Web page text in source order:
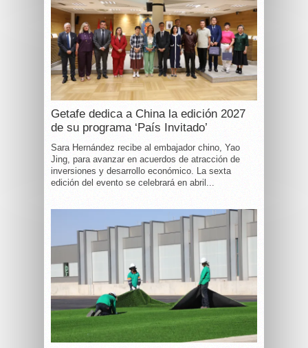
Getafe dedica a China la edición 2027
de su programa ‘País Invitado’
Sara Hernández recibe al embajador chino, Yao
Jing, para avanzar en acuerdos de atracción de
inversiones y desarrollo económico. La sexta
edición del evento se celebrará en abril...